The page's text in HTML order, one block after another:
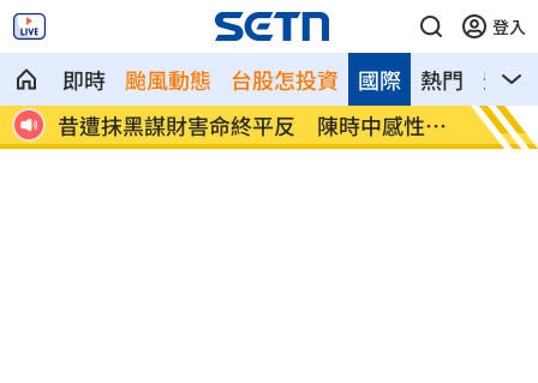
登入
即時 颱風動態 台股怎投資 熱門 影音
國際
昔遭抹黑謀財害命終平反 陳時中感性發
聲
姜厚
人